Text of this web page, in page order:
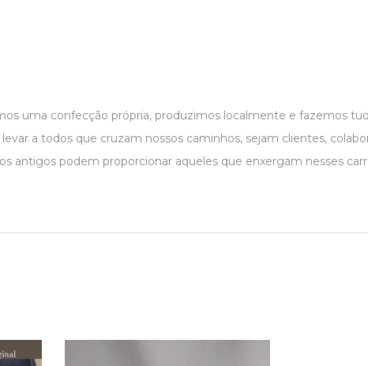
uma confecção própria, produzimos localmente e fazemos
a todos que cruzam nossos caminhos, sejam clientes,
antigos podem proporcionar aqueles que enxergam nesses